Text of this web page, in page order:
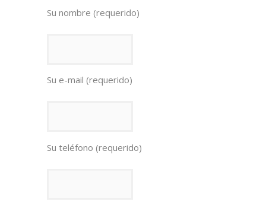
Su nombre (requerido)
Su e-mail (requerido)
Su teléfono (requerido)